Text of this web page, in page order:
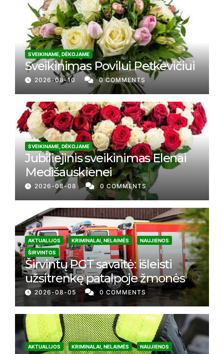
SVEIKINAME, DĖKOJAME
Sveikinimas Povilui Petkevičiui
2026-08-10 0 COMMENTS
SVEIKINAME, DĖKOJAME
Jubiliejinis sveikinimas Elenai
Medišauskienei
2026-08-08 0 COMMENTS
AKTUALIJOS KRIMINALAI, NELAIMĖS
NAUJIENOS
ŠIRVINTOS
Širvintų PGT savaitė: išleisti
užsitrenkę patalpoje žmonės
2026-08-05 0 COMMENTS
AKTUALIJOS KRIMINALAI, NELAIMĖS
NAUJIENOS